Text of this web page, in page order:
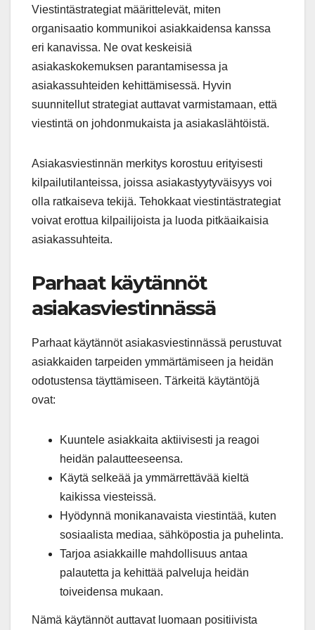
Viestintästrategiat määrittelevät, miten
organisaatio kommunikoi asiakkaidensa kanssa
eri kanavissa. Ne ovat keskeisiä
asiakaskokemuksen parantamisessa ja
asiakassuhteiden kehittämisessä. Hyvin
suunnitellut strategiat auttavat varmistamaan, että
viestintä on johdonmukaista ja asiakaslähtöistä.
Asiakasviestinnän merkitys korostuu erityisesti
kilpailutilanteissa, joissa asiakastyytyväisyys voi
olla ratkaiseva tekijä. Tehokkaat viestintästrategiat
voivat erottua kilpailijoista ja luoda pitkäaikaisia
asiakassuhteita.
Parhaat käytännöt
asiakasviestinnässä
Parhaat käytännöt asiakasviestinnässä perustuvat
asiakkaiden tarpeiden ymmärtämiseen ja heidän
odotustensa täyttämiseen. Tärkeitä käytäntöjä
ovat:
Kuuntele asiakkaita aktiivisesti ja reagoi
heidän palautteeseensa.
Käytä selkeää ja ymmärrettävää kieltä
kaikissa viesteissä.
Hyödynnä monikanavaista viestintää, kuten
sosiaalista mediaa, sähköpostia ja puhelinta.
Tarjoa asiakkaille mahdollisuus antaa
palautetta ja kehittää palveluja heidän
toiveidensa mukaan.
Nämä käytännöt auttavat luomaan positiivista